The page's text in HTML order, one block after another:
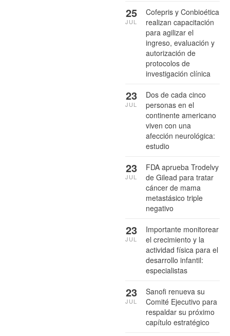
Cofepris y Conbioética
realizan capacitación
para agilizar el
ingreso, evaluación y
autorización de
protocolos de
investigación clínica
25
JUL
Dos de cada cinco
personas en el
continente americano
viven con una
afección neurológica:
estudio
23
JUL
FDA aprueba Trodelvy
de Gilead para tratar
cáncer de mama
metastásico triple
negativo
23
JUL
Importante monitorear
el crecimiento y la
actividad física para el
desarrollo infantil:
especialistas
23
JUL
Sanofi renueva su
Comité Ejecutivo para
respaldar su próximo
capítulo estratégico
23
JUL